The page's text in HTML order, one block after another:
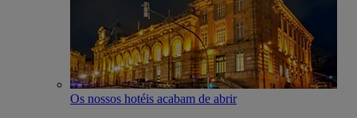
Os nossos hotéis acabam de abrir